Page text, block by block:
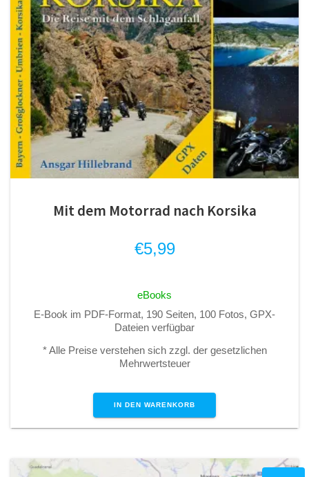
Mit dem Motorrad nach Korsika
€5,99
eBooks
E-Book im PDF-Format, 190 Seiten, 100 Fotos, GPX-
Dateien verfügbar
* Alle Preise verstehen sich zzgl. der gesetzlichen
Mehrwertsteuer
IN DEN WARENKORB